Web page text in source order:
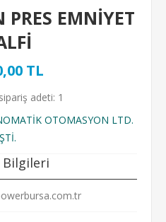
PRES EMNİYET
TL
adeti: 1
OTOMASYON LTD.
ŞTİ.
Bilgileri